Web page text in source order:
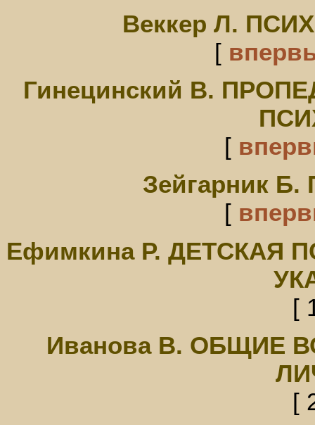
Веккер Л.
[
Гинецинский В.
[
Зейгарник
[
Ефимкина Р. ДЕТСКАЯ
[
Иванова В. ОБЩИЕ
[